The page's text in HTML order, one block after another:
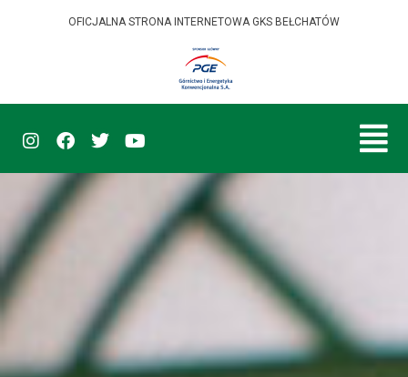
OFICJALNA STRONA INTERNETOWA GKS BEŁCHATÓW